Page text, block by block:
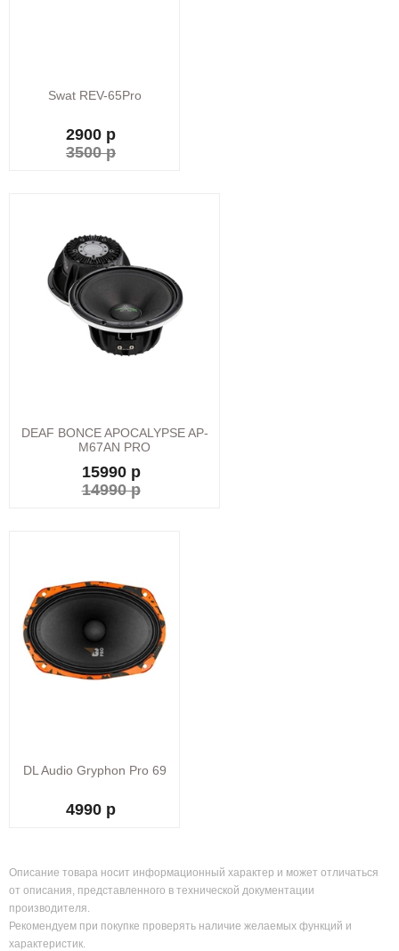
Swat REV-65Pro
2900 р
3500 р
DEAF BONCE APOCALYPSE AP-
M67AN PRO
15990 р
14990 р
DL Audio Gryphon Pro 69
4990 р
Описание товара носит информационный характер и может отличаться
от описания, представленного в технической документации
производителя.
Рекомендуем при покупке проверять наличие желаемых функций и
характеристик.